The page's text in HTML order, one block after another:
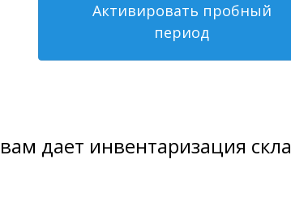
Активировать пробный
период
дает инвентаризация